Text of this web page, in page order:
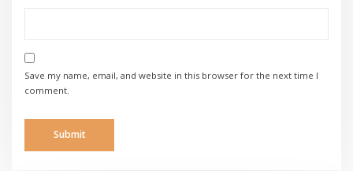
Save my name, email, and website in this browser for the next time I
comment.